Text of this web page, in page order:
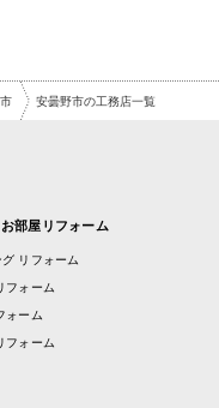
安曇野市の工務店一覧
部屋リフォーム
グ リフォーム
フォーム
ォーム
フォーム